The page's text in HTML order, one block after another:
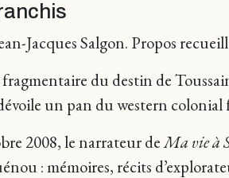
Jacques Salgon. Propos
du destin de
un pan du western colonial
2008, le narrateur deMa vie à
: mémoires, récits